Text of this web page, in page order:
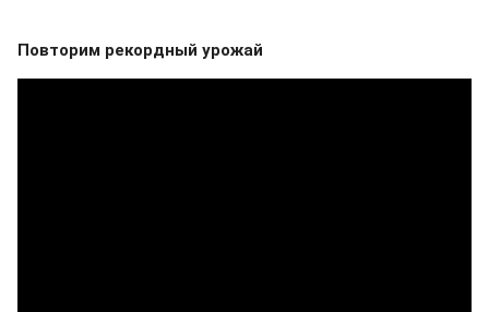
Повторим рекордный урожай